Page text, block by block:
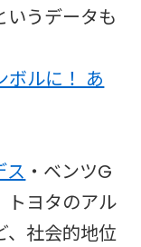
いうデータも
ボルに！ あ
ス ・ベンツG
トヨタのアル
、社会的地位